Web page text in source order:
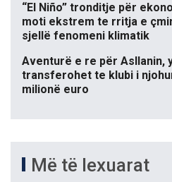
“El Niño” tronditje për
moti ekstrem te rritja e
sjellë fenomeni klimatik
Aventurë e re për Asllanin,
transferohet te klubi i
milionë euro
Më të lexuarat